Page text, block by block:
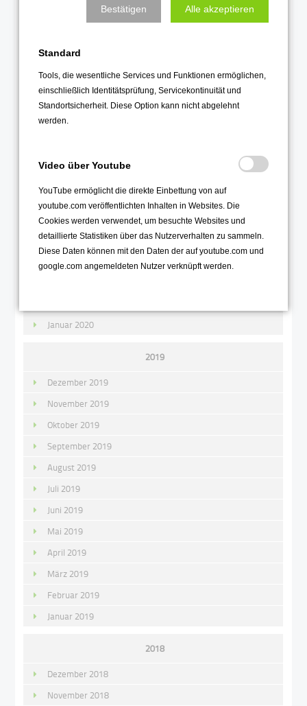
Dezember 2020
November 2020
Juli 2020
Juni 2020
Mai 2020
April 2020
Januar 2020
2019
Dezember 2019
November 2019
Oktober 2019
September 2019
August 2019
Juli 2019
Juni 2019
Mai 2019
April 2019
März 2019
Februar 2019
Januar 2019
2018
Dezember 2018
November 2018
Bestätigen Alle akzeptieren
Standard
Tools, die wesentliche Services und Funktionen ermöglichen,
einschließlich Identitätsprüfung, Servicekontinuität und
Standortsicherheit. Diese Option kann nicht abgelehnt
werden.
Video über Youtube
YouTube ermöglicht die direkte Einbettung von auf
youtube.com veröffentlichten Inhalten in Websites. Die
Cookies werden verwendet, um besuchte Websites und
detaillierte Statistiken über das Nutzerverhalten zu sammeln.
Diese Daten können mit den Daten der auf youtube.com und
google.com angemeldeten Nutzer verknüpft werden.